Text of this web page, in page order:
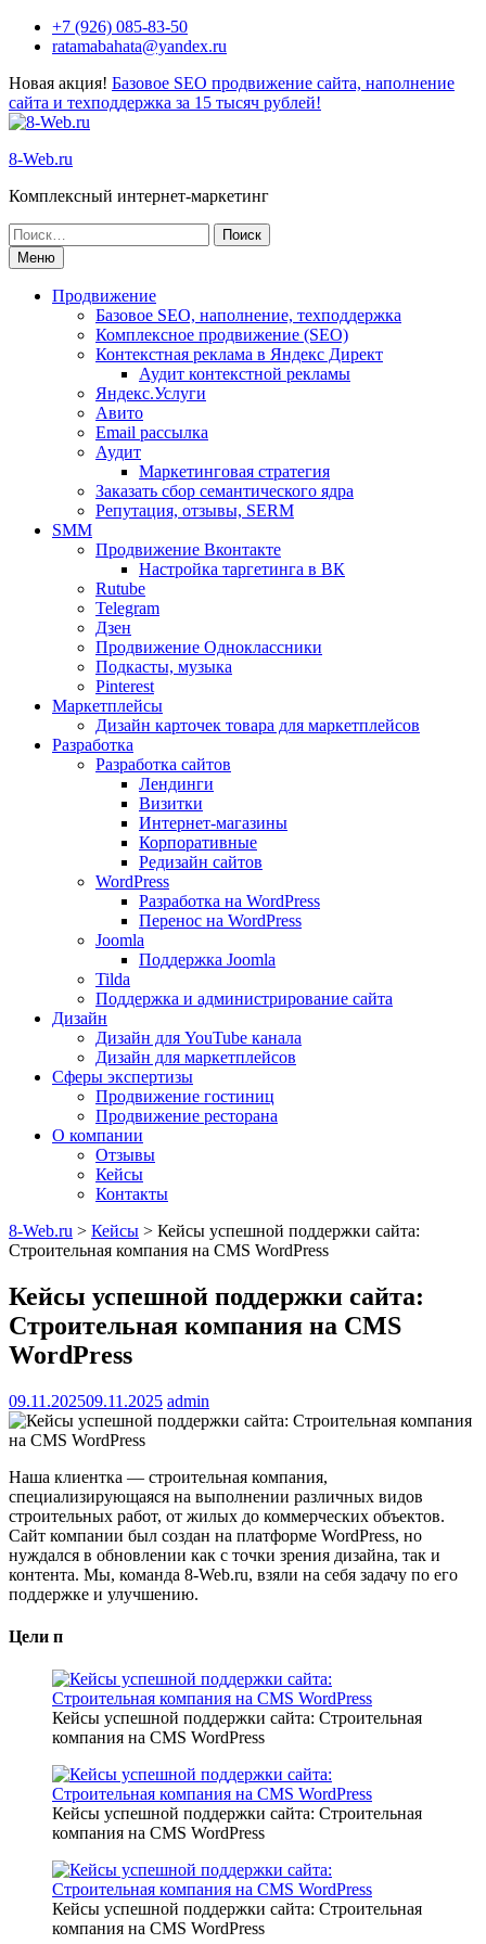
Перейти+7 (926) 085-83-50
ratamabahata@yandex.ru
Новая акция! Базовое SEO продвижение сайта, наполнение
сайта и техподдержка за 15 тысяч рублей!
8-Web.ru
Комплексный интернет-маркетинг
Поиск
по:Меню
Продвижение
Базовое SEO, наполнение, техподдержка
Комплексное продвижение (SEO)
Контекстная реклама в Яндекс Директ
Аудит контекстной рекламы
Яндекс.Услуги
Авито
Email рассылка
Аудит
Маркетинговая стратегия
Заказать сбор семантического ядра
Репутация, отзывы, SERM
SMM
Продвижение Вконтакте
Настройка таргетинга в ВК
Rutube
Telegram
Дзен
Продвижение Одноклассники
Подкасты, музыка
Pinterest
Маркетплейсы
Дизайн карточек товара для маркетплейсов
Разработка
Разработка сайтов
Лендинги
Визитки
Интернет-магазины
Корпоративные
Редизайн сайтов
WordPress
Разработка на WordPress
Перенос на WordPress
Joomla
Поддержка Joomla
Tilda
Поддержка и администрирование сайта
Дизайн
Дизайн для YouTube канала
Дизайн для маркетплейсов
Сферы экспертизы
Продвижение гостиниц
Продвижение ресторана
О компании
Отзывы
Кейсы
Контакты
8-Web.ru > Кейсы > Кейсы успешной поддержки сайта:
Строительная компания на CMS WordPress
Кейсы успешной поддержки сайта:
Строительная компания на CMS
WordPress
09.11.202509.11.2025 admin
Наша клиентка — строительная компания,
специализирующаяся на выполнении различных видов
строительных работ, от жилых до коммерческих объектов.
Сайт компании был создан на платформе WordPress, но
нуждался в обновлении как с точки зрения дизайна, так и
контента. Мы, команда 8-Web.ru, взяли на себя задачу по его
поддержке и улучшению.
Цели п
Кейсы успешной поддержки сайта: Строительная
компания на CMS WordPress
Кейсы успешной поддержки сайта: Строительная
компания на CMS WordPress
Кейсы успешной поддержки сайта: Строительная
компания на CMS WordPress